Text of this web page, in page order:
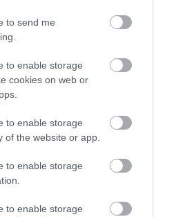
to send me
to enable storage
cookies on web or
to enable storage
of the website or app.
to enable storage
to enable storage